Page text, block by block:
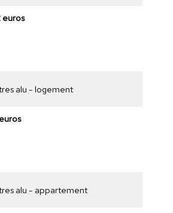
euros
alu - logement
alu - appartement